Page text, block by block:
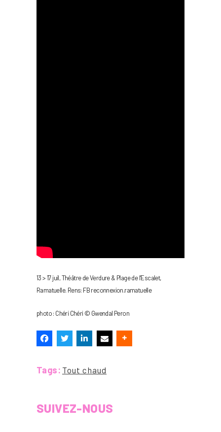
13 > 17 juil, Théâtre de Verdure & Plage de l’Escalet,
Ramatuelle. Rens: FB reconnexion.ramatuelle
photo : Chéri Chéri © Gwendal Peron
Tags: Tout chaud
SUIVEZ-NOUS